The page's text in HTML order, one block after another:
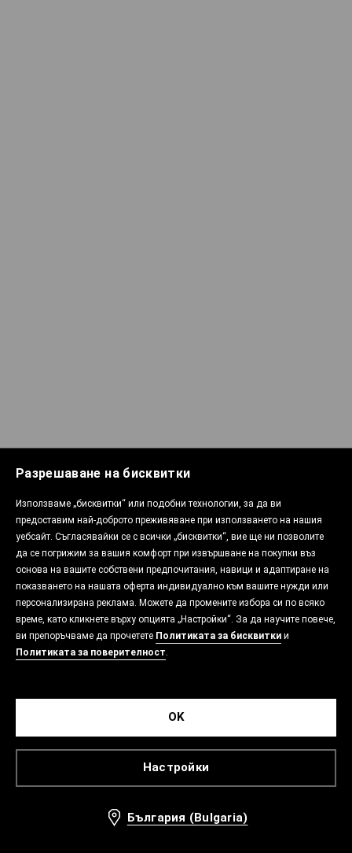
Разрешаване на бисквитки
Използваме „бисквитки“ или подобни технологии, за да ви
предоставим най-доброто преживяване при използването на нашия
уебсайт. Съгласявайки се с всички „бисквитки“, вие ще ни позволите
да се погрижим за вашия комфорт при извършване на покупки въз
основа на вашите собствени предпочитания, навици и адаптиране на
показването на нашата оферта индивидуално към вашите нужди или
персонализирана реклама. Можете да промените избора си по всяко
време, като кликнете върху опцията „Настройки“. За да научите повече,
ви препоръчваме да прочетете Политиката за бисквитки и
Политиката за поверителност.
Настройки
OK
България (Bulgaria)